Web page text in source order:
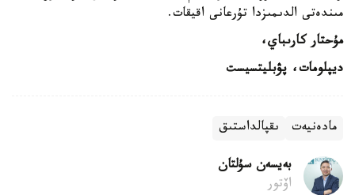
مىندەتى الدىمىزدا تۇرعانى اقيقات.
مۇحتار كارىباي،
ديپلومات، پۋبليتسيست
مادەنيەت ىقپالداستىق
بەيسەن سۇلتان
اۆتور